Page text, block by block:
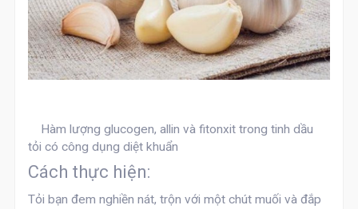
Hàm lượng glucogen, allin và fitonxit trong tinh dầu
tỏi có công dụng diệt khuẩn
Cách thực hiện:
Tỏi bạn đem nghiền nát, trộn với một chút muối và đắp